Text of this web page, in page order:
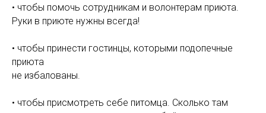
• чтобы помочь сотрудникам и волонтерам приюта.
Руки в приюте нужны всегда!
• чтобы принести гостинцы, которыми подопечные
приюта
не избалованы.
• чтобы присмотреть себе питомца. Сколько там